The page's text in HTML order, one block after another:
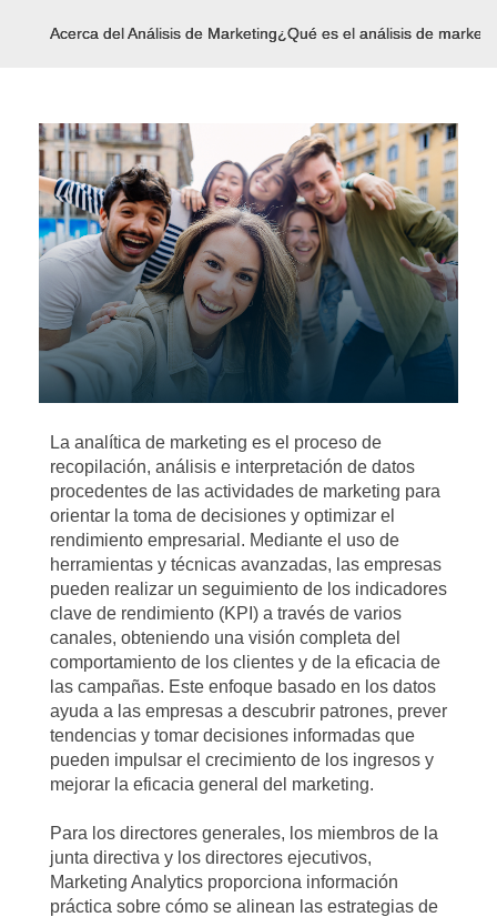
Acerca del Análisis de Marketing¿Qué es el análisis de
La analítica de marketing es el proceso de
recopilación, análisis e interpretación de datos
procedentes de las actividades de marketing para
orientar la toma de decisiones y optimizar el
rendimiento empresarial. Mediante el uso de
herramientas y técnicas avanzadas, las empresas
pueden realizar un seguimiento de los indicadores
clave de rendimiento (KPI) a través de varios
canales, obteniendo una visión completa del
comportamiento de los clientes y de la eficacia de
las campañas. Este enfoque basado en los datos
ayuda a las empresas a descubrir patrones, prever
tendencias y tomar decisiones informadas que
pueden impulsar el crecimiento de los ingresos y
mejorar la eficacia general del marketing.
Para los directores generales, los miembros de la
junta directiva y los directores ejecutivos,
Marketing Analytics proporciona información
práctica sobre cómo se alinean las estrategias de